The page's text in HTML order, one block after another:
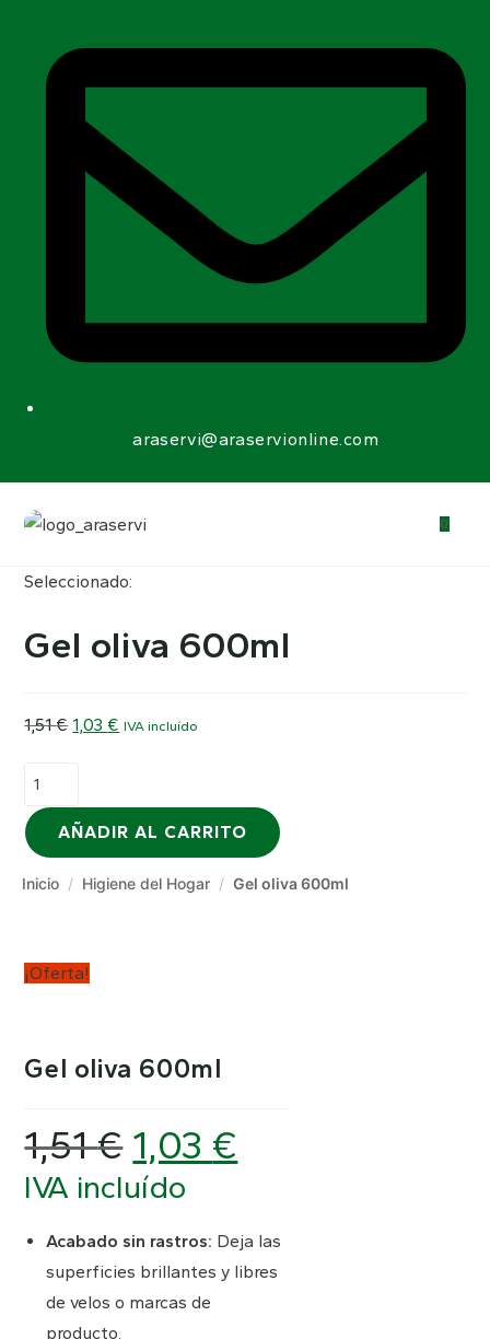
araservi@araservionline.com
0
Seleccionado:
Gel oliva 600ml
1,51€ El
era:
1,51 €.
1,03 € El
es:
1,03 €.
IVA incluído
Gel
600ml
cantidad
AÑADIR AL CARRITO
Inicio / Higiene del Hogar / Gel oliva 600ml
¡Oferta!
Gel oliva 600ml
1,51€ El
precio
original
era:
1,51 €.
1,03 €actual
IVA incluído
Acabado sin rastros: Deja las
superficies brillantes y libres
de velos o marcas de
producto.